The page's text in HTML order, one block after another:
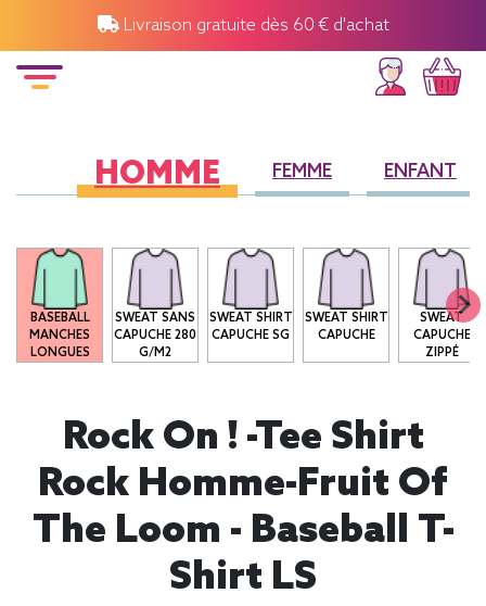
Livraison gratuite dès 60 € d'achat
HOMME FEMME ENFANT
BASEBALL
MANCHES
LONGUES
SWEAT SANS
CAPUCHE 280
G/M2
SWEAT SHIRT
CAPUCHE SG
SWEAT SHIRT
CAPUCHE
SWEAT
CAPUCHE
ZIPPÉ
Rock On ! -Tee Shirt
Rock Homme-Fruit Of
The Loom - Baseball T-
Shirt LS